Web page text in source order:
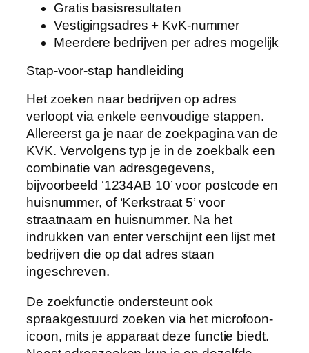
Gratis basisresultaten
Vestigingsadres + KvK-nummer
Meerdere bedrijven per adres mogelijk
Stap-voor-stap handleiding
Het zoeken naar bedrijven op adres
verloopt via enkele eenvoudige stappen.
Allereerst ga je naar de zoekpagina van de
KVK. Vervolgens typ je in de zoekbalk een
combinatie van adresgegevens,
bijvoorbeeld ‘1234AB 10’ voor postcode en
huisnummer, of ‘Kerkstraat 5’ voor
straatnaam en huisnummer. Na het
indrukken van enter verschijnt een lijst met
bedrijven die op dat adres staan
ingeschreven.
De zoekfunctie ondersteunt ook
spraakgestuurd zoeken via het microfoon-
icoon, mits je apparaat deze functie biedt.